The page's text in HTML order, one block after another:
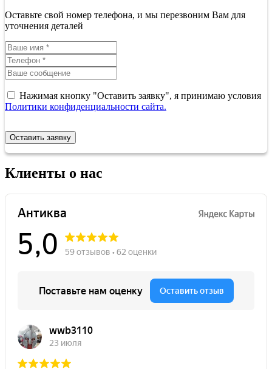
Оставьте свой номер телефона, и мы перезвоним Вам для
уточнения деталей
Нажимая кнопку "Оставить заявку", я принимаю условия
Политики конфиденциальности сайта.
Оставить заявку
Клиенты о нас